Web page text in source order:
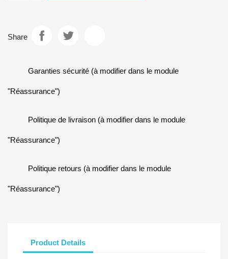
Share
Garanties sécurité (à modifier dans le module
"Réassurance")
Politique de livraison (à modifier dans le module
"Réassurance")
Politique retours (à modifier dans le module
"Réassurance")
Product Details